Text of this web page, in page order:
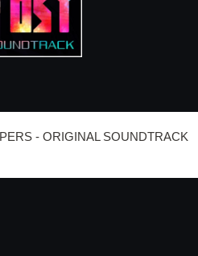
- ORIGINAL SOUNDTRACK